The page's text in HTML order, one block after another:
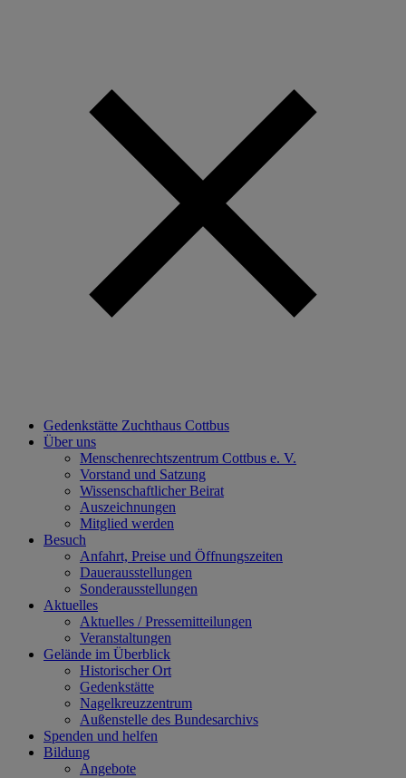
Gedenkstätte Zuchthaus Cottbus
Über uns
Menschenrechtszentrum Cottbus e. V.
Vorstand und Satzung
Wissenschaftlicher Beirat
Auszeichnungen
Mitglied werden
Besuch
Anfahrt, Preise und Öffnungszeiten
Dauerausstellungen
Sonderausstellungen
Aktuelles
Aktuelles / Pressemitteilungen
Veranstaltungen
Gelände im Überblick
Historischer Ort
Gedenkstätte
Nagelkreuzzentrum
Außenstelle des Bundesarchivs
Spenden und helfen
Bildung
Angebote